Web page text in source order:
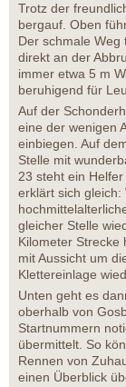
Trotz der
bergauf. Oben
Der schmale Weg
direkt an der
immer etwa 5 m
beruhigend für
Auf der
eine der wenigen
einbiegen. Auf
Stelle mit
23 steht ein
erklärt sich gleich:
gleicher Stelle
Kilometer Strecke
mit Aussicht um
Klettereinlage
Unten geht es
oberhalb von
Startnummern
übermittelt. So
Rennen von
einen Überblick